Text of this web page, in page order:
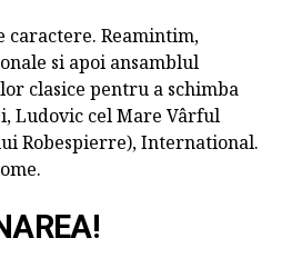
caractere. Reamintim,
si apoi ansamblul
clasice pentru a schimba
Ludovic cel Mare Vârful
Robespierre), International.